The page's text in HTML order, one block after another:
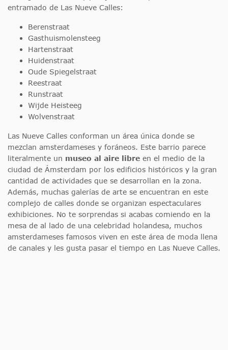
entramado de Las Nueve Calles:
Berenstraat
Gasthuismolensteeg
Hartenstraat
Huidenstraat
Oude Spiegelstraat
Reestraat
Runstraat
Wijde Heisteeg
Wolvenstraat
Las Nueve Calles conforman un área única donde se
mezclan amsterdameses y foráneos. Este barrio parece
literalmente un museo al aire libre en el medio de la
ciudad de Ámsterdam por los edificios históricos y la gran
cantidad de actividades que se desarrollan en la zona.
Además, muchas galerías de arte se encuentran en este
complejo de calles donde se organizan espectaculares
exhibiciones. No te sorprendas si acabas comiendo en la
mesa de al lado de una celebridad holandesa, muchos
amsterdameses famosos viven en este área de moda llena
de canales y les gusta pasar el tiempo en Las Nueve Calles.